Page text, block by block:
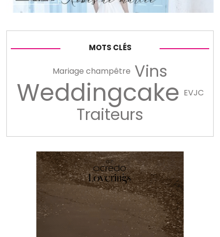
MOTS CLÉS
Mariage champêtre Vins
Weddingcake EVJC
Traiteurs